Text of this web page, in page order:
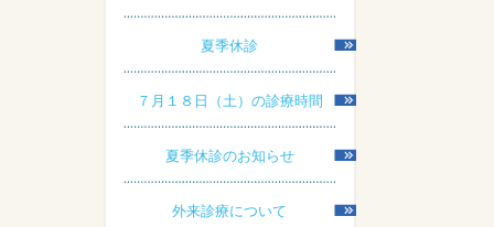
夏季休診
７月１８日（土）の診療時間
夏季休診のお知らせ
外来診療について